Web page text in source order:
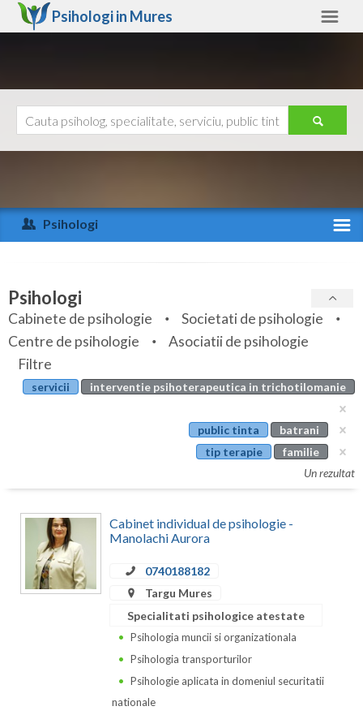
Psihologi in Mures
Arad
Arges
Bihor
Bistrita-Nasaud
Botosani
Calarasi
Caras-Severin
Ajutor
Psihologi
Specialitati
Servicii
Articole
Evenimente
Psihologi
Cabinete de psihologie
Societati de psihologie
Centre de psihologie
Asociatii de psihologie
Filtre
servicii interventie psihoterapeutica in trichotilomanie
public tinta
batrani
tip terapie
familie
Un rezultat
Cabinet individual de psihologie -
Manolachi Aurora
0740188182
Targu Mures
Specialitati psihologice atestate
Psihologia muncii si organizationala
Psihologia transporturilor
Psihologie aplicata in domeniul securitatii
nationale